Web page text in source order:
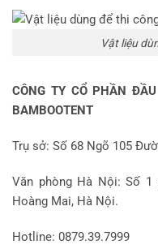
Vật liệu
CÔNG TY CỔ PHẦN
BAMBOOTENT
Trụ sở: Số 68 Ngõ 105
Văn phòng Hà Nội: Số 1
Hoàng Mai, Hà Nội.
Hotline: 0879.39.7999